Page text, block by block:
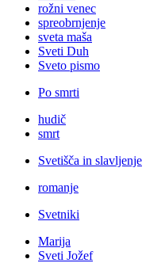
rožni venec
spreobrnjenje
sveta maša
Sveti Duh
Sveto pismo
Po smrti
hudič
smrt
Svetišča in slavljenje
romanje
Svetniki
Marija
Sveti Jožef